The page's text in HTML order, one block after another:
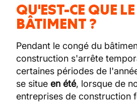
QU'EST-CE QUE
BÂTIMENT ?
Pendant le congé du
construction s'arrête
certaines périodes de
se situe en été, lorsque de
entreprises de construction